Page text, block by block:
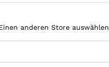
anderen Store auswählen